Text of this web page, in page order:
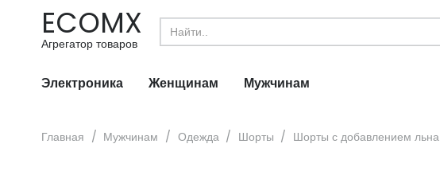
ECOMX
Агрегатор товаров
Search
for:
Электроника Женщинам Мужчинам
Главная / Мужчинам / Одежда / Шорты / Шорты с добавлением льна